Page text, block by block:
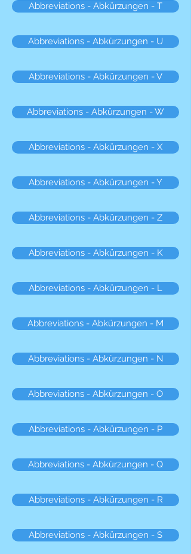
Abbreviations - Abkürzungen - T
Abbreviations - Abkürzungen - U
Abbreviations - Abkürzungen - V
Abbreviations - Abkürzungen - W
Abbreviations - Abkürzungen - X
Abbreviations - Abkürzungen - Y
Abbreviations - Abkürzungen - Z
Abbreviations - Abkürzungen - K
Abbreviations - Abkürzungen - L
Abbreviations - Abkürzungen - M
Abbreviations - Abkürzungen - N
Abbreviations - Abkürzungen - O
Abbreviations - Abkürzungen - P
Abbreviations - Abkürzungen - Q
Abbreviations - Abkürzungen - R
Abbreviations - Abkürzungen - S